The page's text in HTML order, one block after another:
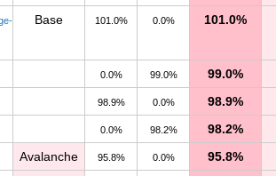
Base 101.0% 0.0% 101.0%
0.0% 99.0% 99.0%
98.9% 0.0% 98.9%
0.0% 98.2% 98.2%
Avalanche 95.8% 0.0% 95.8%